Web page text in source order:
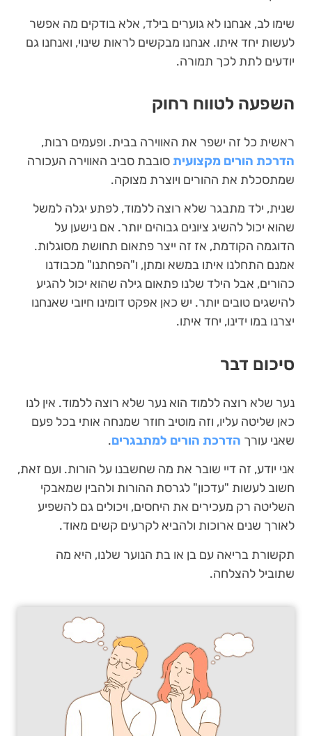
שימו לב, אנחנו לא גוערים בילד, אלא בודקים מה אפשר
לעשות יחד איתו. אנחנו מבקשים לראות שינוי, ואנחנו גם
יודעים לתת לכך תמורה.
השפעה לטווח רחוק
ראשית כל זה ישפר את האווירה בבית. ופעמים רבות,
הדרכת הורים מקצועיתסובבת סביב האווירה העכורה
שמתסכלת את ההורים ויוצרת מצוקה.
שנית, ילד מתבגר שלא רוצה ללמוד, לפתע יגלה למשל
שהוא יכול להשיג ציונים גבוהים יותר. אם נישען על
הדוגמה הקודמת, אז זה ייצר פתאום תחושת מסוגלות.
אמנם התחלנו איתו במשא ומתן, ו"הפחתנו" מכבודנו
כהורים, אבל הילד שלנו פתאום גילה שהוא יכול להגיע
להישגים טובים יותר. יש כאן אפקט דומינו חיובי שאנחנו
יצרנו במו ידינו, יחד איתו.
סיכום דבר
נער שלא רוצה ללמוד הוא נער שלא רוצה ללמוד. אין לנו
כאן שליטה עליו, וזה מוטיב חוזר שמנחה אותי בכל פעם
שאני עורך הדרכת הורים למתבגרים.
אני יודע, זה דיי שובר את מה שחשבנו על הורות. ועם זאת,
חשוב לעשות "עדכון" לגרסת ההורות ולהבין שמאבקי
השליטה רק מעכירים את היחסים, ויכולים גם להשפיע
לאורך שנים ארוכות ולהביא לקרעים קשים מאוד.
תקשורת בריאה עם בן או בת הנוער שלנו, היא מה
שתוביל להצלחה.